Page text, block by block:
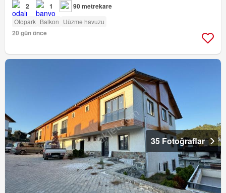
2 1 90 metrekare
Otopark Balkon Uüzme havuzu
20 gün önce
35 Fotoğraflar